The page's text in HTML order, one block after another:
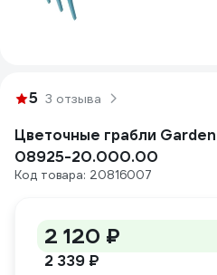
5 3 отзыва
Цветочные грабли
08925-20.000.00
Код товара: 20816007
2 120 ₽
2 339 ₽